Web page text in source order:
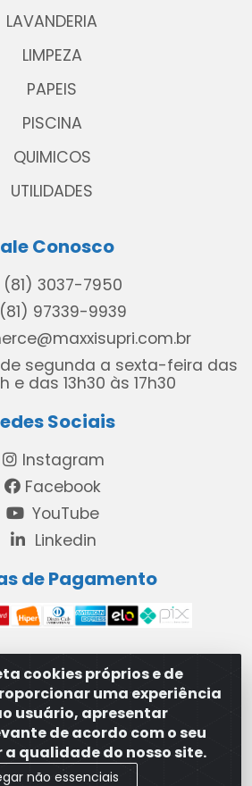
cookies próprios e de
uma experiência
usuário, apresentar
de acordo com o seu
a qualidade do nosso site.
não essenciais
LAVANDERIA
LIMPEZA
PAPEIS
PISCINA
QUIMICOS
UTILIDADES
Conosco
(81) 3037-7950
(81) 97339-9939
segunda a sexta-feira das
e das 13h30 às 17h30
Sociais
Instagram
Facebook
YouTube
Linkedin
de Pagamento
DE SANEANTES LTDA - Avenida
Souza, 2872 - Maranguape II -
53.421-420 - 31.329.180/0001-83